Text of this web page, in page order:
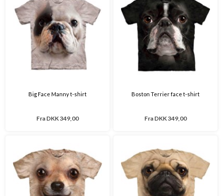
Big Face Manny t-shirt
Fra DKK 349,00
Boston Terrier face t-shirt
Fra DKK 349,00